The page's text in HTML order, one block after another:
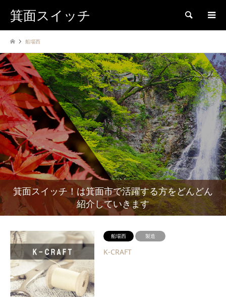
箕面スイッチ 検索
船場西
箕面スイッチ！は箕面市で活躍する方をどんどん
紹介していきます
船場西 製造
K-CRAFT